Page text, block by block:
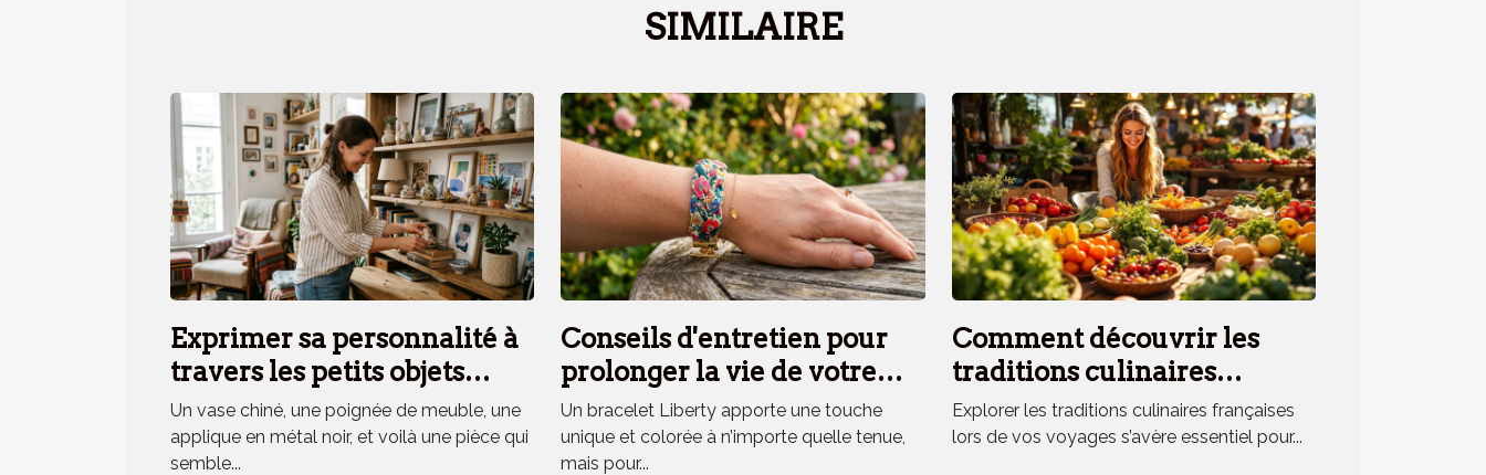
SIMILAIRE
Exprimer sa personnalité à
travers les petits objets
déco, mythe ou réalité ?
Un vase chiné, une poignée de meuble, une
applique en métal noir, et voilà une pièce qui
semble...
Conseils d'entretien pour
prolonger la vie de votre
bracelet Liberty
Un bracelet Liberty apporte une touche
unique et colorée à n’importe quelle tenue,
mais pour...
Comment découvrir les
traditions culinaires
françaises lors de vos
voyages ?
Explorer les traditions culinaires françaises
lors de vos voyages s’avère essentiel pour...